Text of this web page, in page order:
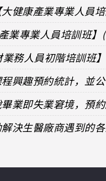
健康產業專業人員
業專業人員培訓班
務人員初階培訓班
興趣預約統計，並
業即失業窘境，預
決生醫廠商遇到的